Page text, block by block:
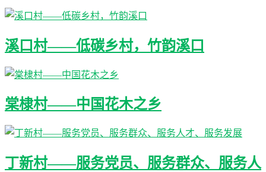
溪口村——低碳乡村，竹韵溪口
棠棣村——中国花木之乡
丁新村——服务党员、服务群众、服务人